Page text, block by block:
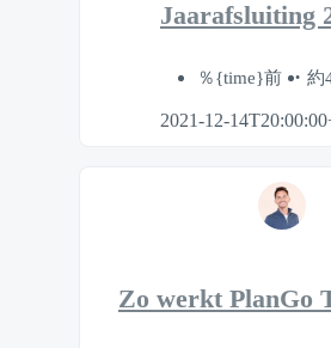
Jaarafsluiting
％{time}前 約
2021-12-
Zo werkt PlanGo